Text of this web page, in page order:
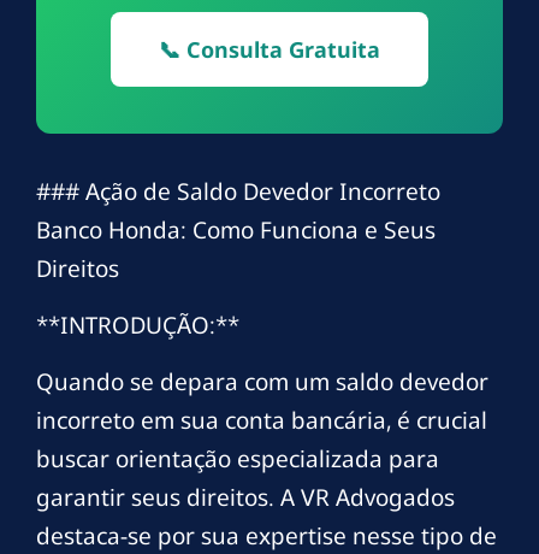
📞 Consulta Gratuita
### Ação de Saldo Devedor Incorreto
Banco Honda: Como Funciona e Seus
Direitos
**INTRODUÇÃO:**
Quando se depara com um saldo devedor
incorreto em sua conta bancária, é crucial
buscar orientação especializada para
garantir seus direitos. A VR Advogados
destaca-se por sua expertise nesse tipo de